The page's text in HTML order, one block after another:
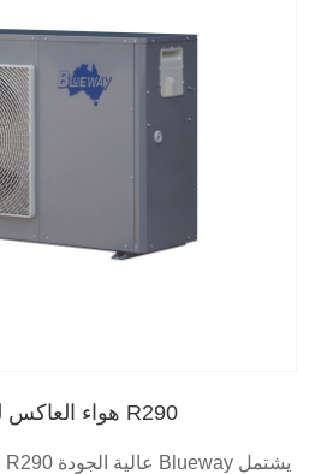
R290 هواء العاكس لمضخة الحرارة المائية